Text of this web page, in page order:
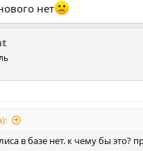
нет
в базе нет. к чему бы это?